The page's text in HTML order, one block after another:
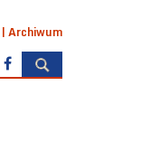
Archiwum